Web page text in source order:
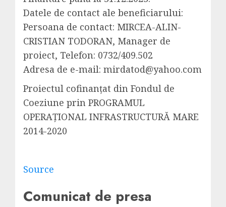
Datele de contact ale beneficiarului:
Persoana de contact: MIRCEA-ALIN-
CRISTIAN TODORAN, Manager de
proiect, Telefon: 0732/409.502
Adresa de e-mail: mirdatod@yahoo.com
Proiectul cofinanțat din Fondul de
Coeziune prin PROGRAMUL
OPERAȚIONAL INFRASTRUCTURĂ MARE
2014-2020
Source
Comunicat de presa